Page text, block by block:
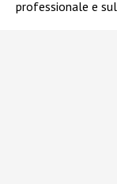
professionale e